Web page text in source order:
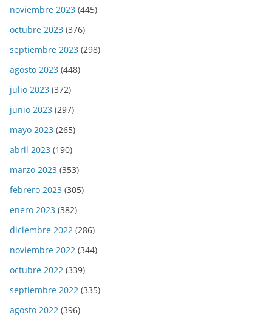
noviembre 2023 (445)
octubre 2023 (376)
septiembre 2023 (298)
agosto 2023 (448)
julio 2023 (372)
junio 2023 (297)
mayo 2023 (265)
abril 2023 (190)
marzo 2023 (353)
febrero 2023 (305)
enero 2023 (382)
diciembre 2022 (286)
noviembre 2022 (344)
octubre 2022 (339)
septiembre 2022 (335)
agosto 2022 (396)